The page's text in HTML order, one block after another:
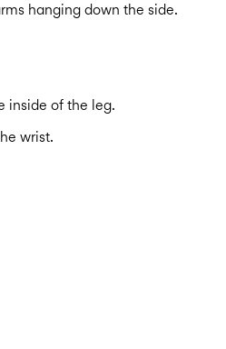
hanging down the side.
inside of the leg.
wrist.